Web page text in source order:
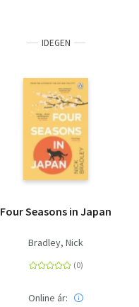
IDEGEN
Four Seasons in Japan
Bradley, Nick
Online ár: